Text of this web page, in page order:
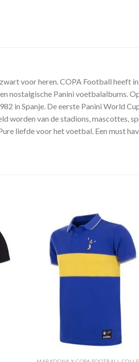
voor heren. COPA Football heeft
nostalgische Panini voetbalalbums.
in Spanje. De eerste Panini World
worden van de stadions, mascottes,
liefde voor het voetbal. Een must